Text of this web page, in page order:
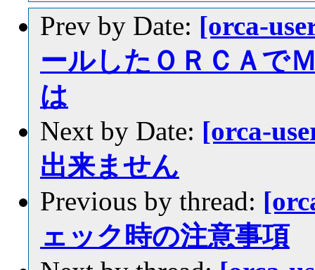
Prev by Date: [orca-
ールしたＯＲＣＡで
は
Next by Date: [orca-
出来ません
Previous by thread:
ェック時の注意事項